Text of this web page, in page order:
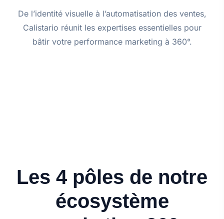
De l’identité visuelle à l’automatisation des ventes,
Calistario réunit les expertises essentielles pour
bâtir votre performance marketing à 360°.
Les 4 pôles de notre
écosystème